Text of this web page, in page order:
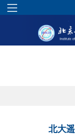
北大